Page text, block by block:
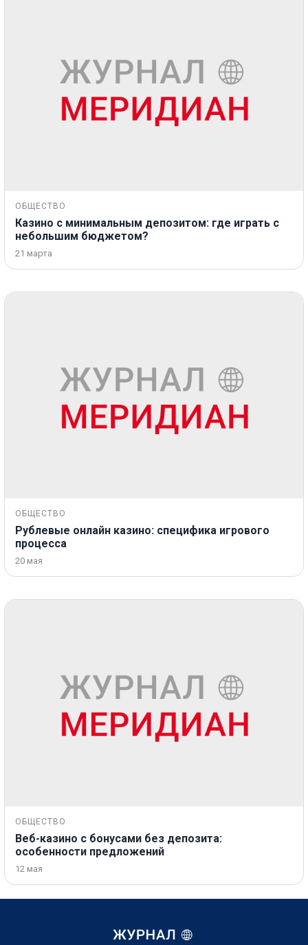
ОБЩЕСТВО
Казино с минимальным депозитом: где играть с
небольшим бюджетом?
21 марта
ОБЩЕСТВО
Рублевые онлайн казино: специфика игрового
процесса
20 мая
ОБЩЕСТВО
Веб-казино с бонусами без депозита:
особенности предложений
12 мая